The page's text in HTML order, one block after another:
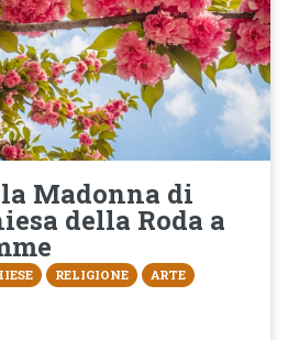
Madonna di
della Roda a
RELIGIONE ARTE